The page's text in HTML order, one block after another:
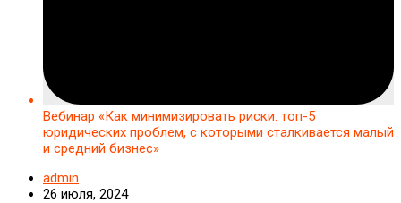
Вебинар «Как минимизировать риски: топ-5
юридических проблем, с которыми сталкивается малый
и средний бизнес»
admin
26 июля, 2024